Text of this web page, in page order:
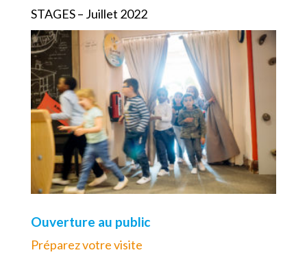
STAGES – Juillet 2022
Ouverture au public
Préparez votre visite